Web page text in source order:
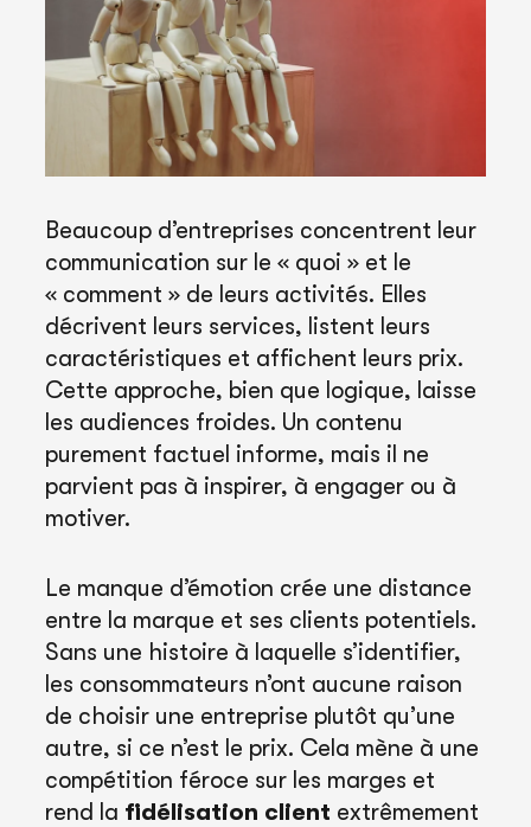
Beaucoup d’entreprises concentrent leur
communication sur le « quoi » et le
« comment » de leurs activités. Elles
décrivent leurs services, listent leurs
caractéristiques et affichent leurs prix.
Cette approche, bien que logique, laisse
les audiences froides. Un contenu
purement factuel informe, mais il ne
parvient pas à inspirer, à engager ou à
motiver.
Le manque d’émotion crée une distance
entre la marque et ses clients potentiels.
Sans une histoire à laquelle s’identifier,
les consommateurs n’ont aucune raison
de choisir une entreprise plutôt qu’une
autre, si ce n’est le prix. Cela mène à une
compétition féroce sur les marges et
rend la fidélisation client extrêmement